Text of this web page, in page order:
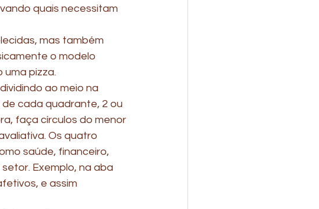
quais necessitam
mas também
o modelo
uma pizza.
ao meio na
cada quadrante, 2 ou
faça círculos do menor
Os quatro
saúde, financeiro,
Exemplo, na aba
e assim